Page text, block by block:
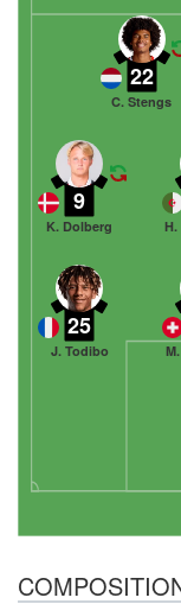
25
J. Todibo
9
K. Dolberg
22
C. Stengs